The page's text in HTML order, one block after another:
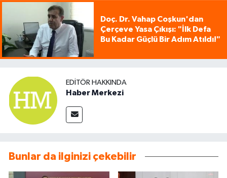
Doç. Dr. Vahap Coşkun'dan
Çerçeve Yasa Çıkışı: "İlk Defa
Bu Kadar Güçlü Bir Adım Atıldı!"
EDITÖR HAKKINDA
Haber Merkezi
Bunlar da ilginizi çekebilir